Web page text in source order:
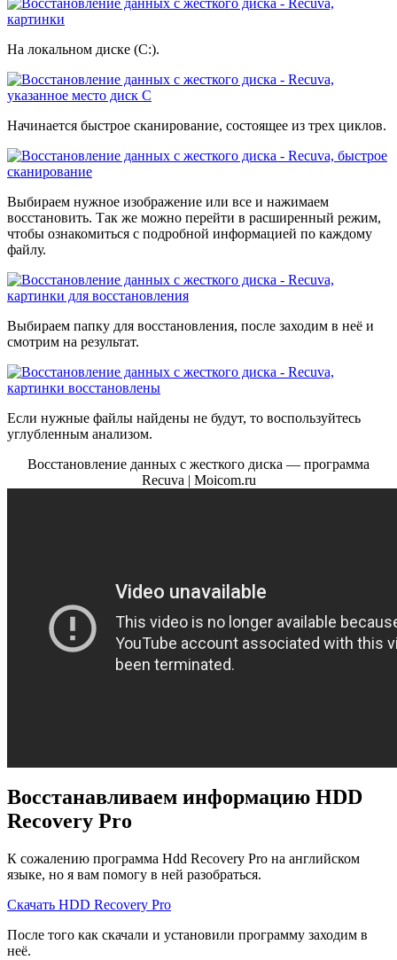
На локальном диске (C:).
Начинается быстрое сканирование, состоящее из трех циклов.
Выбираем нужное изображение или все и нажимаем
восстановить. Так же можно перейти в расширенный режим,
чтобы ознакомиться с подробной информацией по каждому
файлу.
Выбираем папку для восстановления, после заходим в неё и
смотрим на результат.
Если нужные файлы найдены не будут, то воспользуйтесь
углубленным анализом.
Восстановление данных с жесткого диска — программа
Recuva | Moicom.ru
Восстанавливаем информацию HDD
Recovery Pro
К сожалению программа Hdd Recovery Pro на английском
языке, но я вам помогу в ней разобраться.
Скачать HDD Recovery Pro
После того как скачали и установили программу заходим в
неё.